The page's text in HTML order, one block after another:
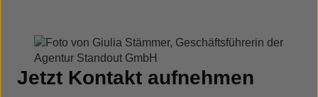
Jetzt Kontakt aufnehmen